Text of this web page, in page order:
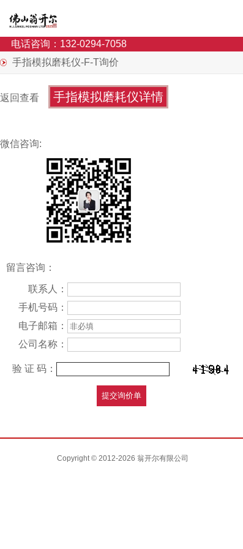
电话咨询：132-0294-7058
手指模拟磨耗仪-F-T询价
返回查看 手指模拟磨耗仪详情
微信咨询:
留言咨询：
联系人：
手机号码：
电子邮箱：
公司名称：
验 证 码：
Copyright © 2012-2026 翁开尔有限公司